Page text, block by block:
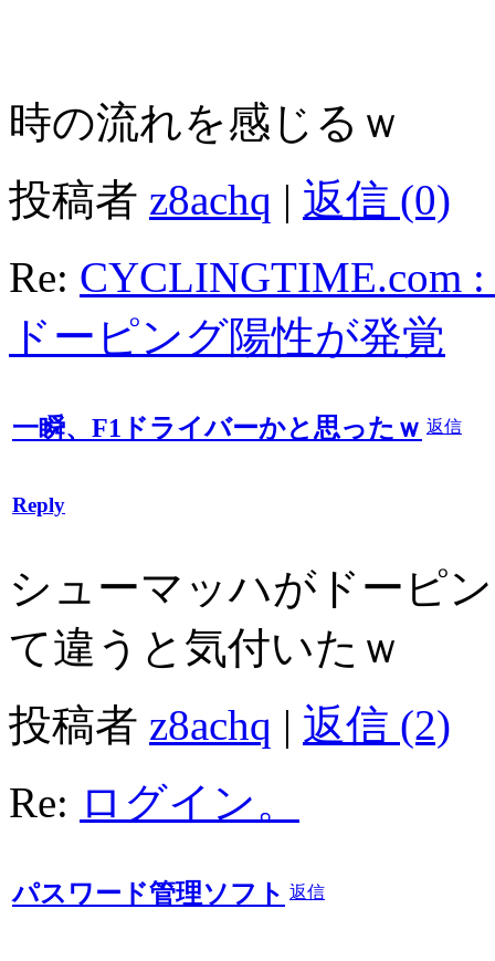
時の流れを感じるｗ
投稿者 z8achq | 返信 (0)
Re: CYCLINGTIME.com
ドーピング陽性が発覚
一瞬、F1ドライバーかと思ったｗ 返信
Reply
シューマッハがドーピ
て違うと気付いたｗ
投稿者 z8achq | 返信 (2)
Re: ログイン。
パスワード管理ソフト 返信